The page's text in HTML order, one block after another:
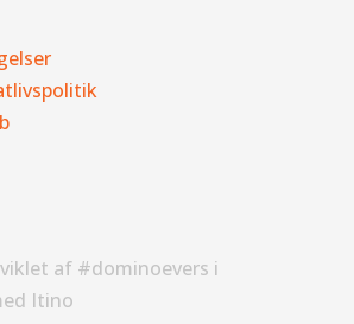
af #dominoevers i
Itino